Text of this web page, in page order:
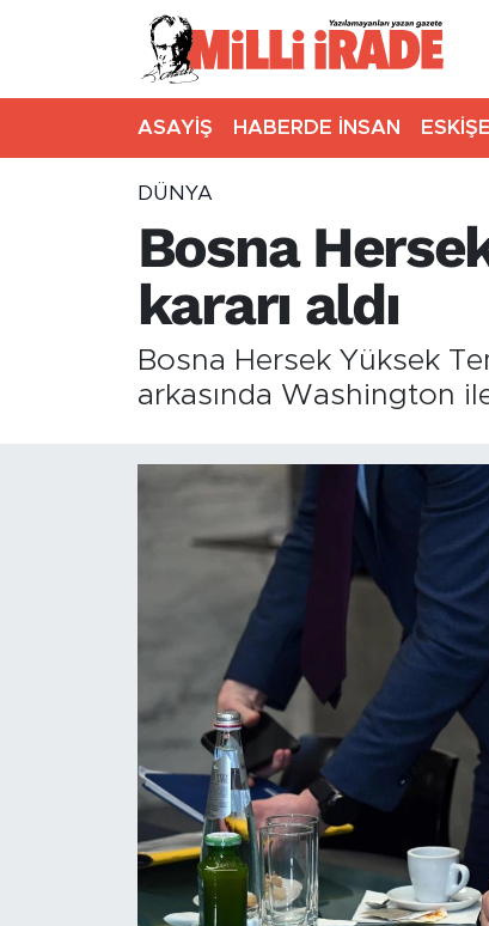
ASAYİŞ HABERDE İNSAN
DÜNYA
Bosna
kararı aldı
Bosna Hersek Yüksek
arkasında Washington